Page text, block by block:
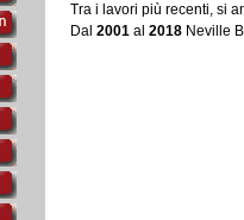
Tra i lavori più recenti, si
Dal 2001 al 2018 Neville